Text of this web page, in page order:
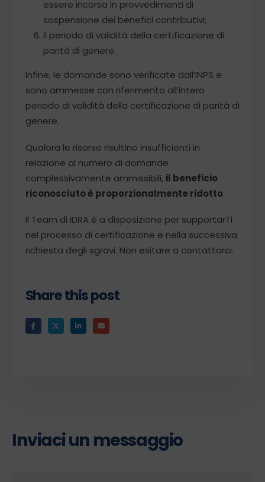
essere incorsa in provvedimenti di
sospensione dei benefici contributivi;
il periodo di validità della certificazione di
parità di genere.
Infine, le domande sono verificate dall’INPS e
sono ammesse con riferimento all’intero
periodo di validità della certificazione di parità di
genere.
Qualora le risorse risultino insufficienti in
relazione al numero di domande
complessivamente ammissibili, il beneficio
riconosciuto è proporzionalmente ridotto.
Il Team di IDRA è a disposizione per supportarTi
nel processo di certificazione e nella successiva
richiesta degli sgravi. Non esitare a contattarci.
Share this post
Inviaci un messaggio